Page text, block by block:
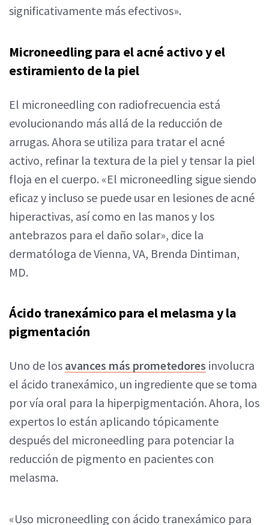
significativamente más efectivos».
Microneedling para el acné activo y el
estiramiento de la piel
El microneedling con radiofrecuencia está
evolucionando más allá de la reducción de
arrugas. Ahora se utiliza para tratar el acné
activo, refinar la textura de la piel y tensar la piel
floja en el cuerpo. «El microneedling sigue siendo
eficaz y incluso se puede usar en lesiones de acné
hiperactivas, así como en las manos y los
antebrazos para el daño solar», dice la
dermatóloga de Vienna, VA, Brenda Dintiman,
MD.
Ácido tranexámico para el melasma y la
pigmentación
Uno de los avances más prometedores involucra
el ácido tranexámico, un ingrediente que se toma
por vía oral para la hiperpigmentación. Ahora, los
expertos lo están aplicando tópicamente
después del microneedling para potenciar la
reducción de pigmento en pacientes con
melasma.
«Uso microneedling con ácido tranexámico para